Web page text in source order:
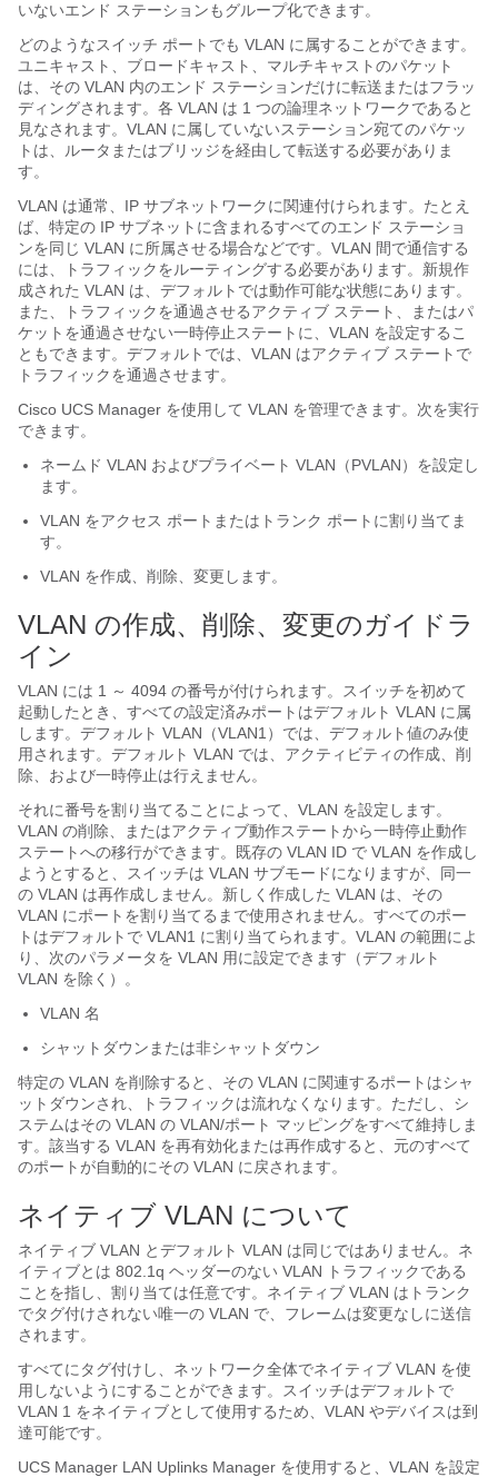
いないエンド ステーションもグループ化できます。
どのようなスイッチ ポートでも VLAN に属することができます。
ユニキャスト、ブロードキャスト、マルチキャストのパケット
は、その VLAN 内のエンド ステーションだけに転送またはフラッ
ディングされます。各 VLAN は 1 つの論理ネットワークであると
見なされます。VLAN に属していないステーション宛てのパケッ
トは、ルータまたはブリッジを経由して転送する必要がありま
す。
VLAN は通常、IP サブネットワークに関連付けられます。たとえ
ば、特定の IP サブネットに含まれるすべてのエンド ステーショ
ンを同じ VLAN に所属させる場合などです。VLAN 間で通信する
には、トラフィックをルーティングする必要があります。新規作
成された VLAN は、デフォルトでは動作可能な状態にあります。
また、トラフィックを通過させるアクティブ ステート、またはパ
ケットを通過させない一時停止ステートに、VLAN を設定するこ
ともできます。デフォルトでは、VLAN はアクティブ ステートで
トラフィックを通過させます。
Cisco UCS Manager を使用して VLAN を管理できます。次を実行
できます。
ネームド VLAN およびプライベート VLAN（PVLAN）を設定し
ます。
VLAN をアクセス ポートまたはトランク ポートに割り当てま
す。
VLAN を作成、削除、変更します。
VLAN の作成、削除、変更のガイドラ
イン
VLAN には 1 ～ 4094 の番号が付けられます。スイッチを初めて
起動したとき、すべての設定済みポートはデフォルト VLAN に属
します。デフォルト VLAN（VLAN1）では、デフォルト値のみ使
用されます。デフォルト VLAN では、アクティビティの作成、削
除、および一時停止は行えません。
それに番号を割り当てることによって、VLAN を設定します。
VLAN の削除、またはアクティブ動作ステートから一時停止動作
ステートへの移行ができます。既存の VLAN ID で VLAN を作成し
ようとすると、スイッチは VLAN サブモードになりますが、同一
の VLAN は再作成しません。新しく作成した VLAN は、その
VLAN にポートを割り当てるまで使用されません。すべてのポー
トはデフォルトで VLAN1 に割り当てられます。VLAN の範囲によ
り、次のパラメータを VLAN 用に設定できます（デフォルト
VLAN を除く）。
VLAN 名
シャットダウンまたは非シャットダウン
特定の VLAN を削除すると、その VLAN に関連するポートはシャ
ットダウンされ、トラフィックは流れなくなります。ただし、シ
ステムはその VLAN の VLAN/ポート マッピングをすべて維持しま
す。該当する VLAN を再有効化または再作成すると、元のすべて
のポートが自動的にその VLAN に戻されます。
ネイティブ VLAN について
ネイティブ VLAN とデフォルト VLAN は同じではありません。ネ
イティブとは 802.1q ヘッダーのない VLAN トラフィックである
ことを指し、割り当ては任意です。ネイティブ VLAN はトランク
でタグ付けされない唯一の VLAN で、フレームは変更なしに送信
されます。
すべてにタグ付けし、ネットワーク全体でネイティブ VLAN を使
用しないようにすることができます。スイッチはデフォルトで
VLAN 1 をネイティブとして使用するため、VLAN やデバイスは到
達可能です。
UCS Manager LAN Uplinks Manager を使用すると、VLAN を設定